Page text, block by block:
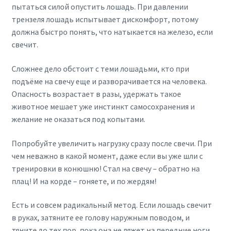
пытаться силой опустить лошадь. При давлении
трензеля лошадь испытывает дискомфорт, потому
должна быстро понять, что натыкается на железо, если
свечит.
Сложнее дело обстоит с теми лошадьми, кто при
подъёме на свечу еще и разворачивается на человека.
Опасность возрастает в разы, удержать такое
животное мешает уже инстинкт самосохранения и
желание не оказаться под копытами.
Попробуйте увеличить нагрузку сразу после свечи. При
чем неважно в какой момент, даже если вы уже шли с
тренировки в конюшню! Стал на свечу – обратно на
плац! И на корде – гоняете, и по жердям!
Есть и совсем радикальный метод. Если лошадь свечит
в руках, затяните ее голову наружным поводом, и